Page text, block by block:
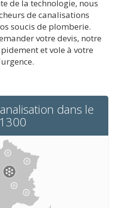
de la technologie, nous
de canalisations
soucis de plomberie.
votre devis, notre
et vole à votre
dans le